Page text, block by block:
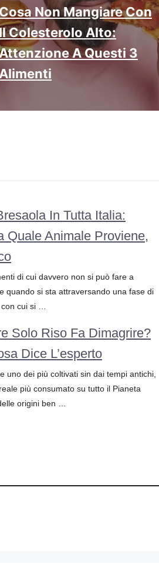
Non Mangiare Con
Colesterolo Alto:
A Questi 3
Alimenti
In Tutta Italia:
Quale Animale Proviene,
di cui davvero non si può fare a
quando si sta attraversando una fase di
cui si …
Solo Riso Fa Dimagrire?
Dice L’esperto
uno dei più coltivati sin dai tempi antichi,
più consumato su tutto il Pianeta
origini ben …